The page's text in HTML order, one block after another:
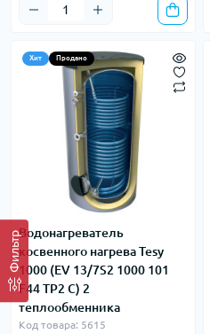
Фильтр
Хит Продано
Водонагреватель
косвенного нагрева Tesy
1000 (EV 13/7S2 1000 101
F44 TP2 С) 2
теплообменника
Код товара: 5615